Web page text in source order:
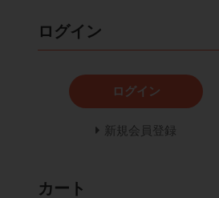
ログイン
ログイン
新規会員登録
カート